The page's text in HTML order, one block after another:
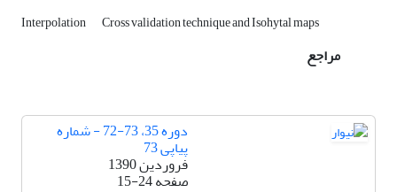
Interpolation Cross validation technique and Isohytal maps
مراجع
دوره 35، 73-72 - شماره
پیاپی 73
فروردین 1390
صفحه15-24